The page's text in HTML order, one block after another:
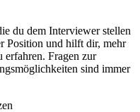
du dem Interviewer stellen
Position und hilft dir, mehr
erfahren. Fragen zur
sind immer